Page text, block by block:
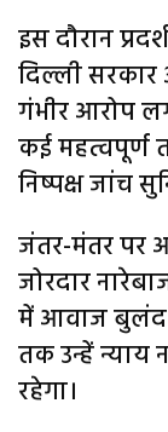
इस दौरान
दिल्ली
गंभीर आरोप
कई महत्वपूर्ण
निष्पक्ष जांच
जंतर-मंतर पर
जोरदार
में आवाज बुलंद
तक उन्हें न्याय
रहेगा।